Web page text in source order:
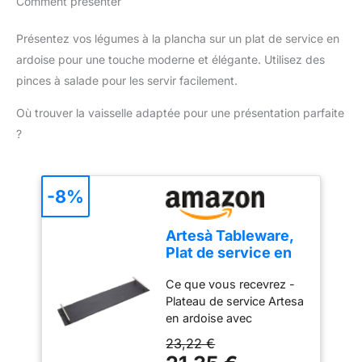
cuisson XXL 90 x 23 cm
: Idéal pour 8 à 10
personnes - Revêtement
en fonte d'aluminium
n'attache pas
à jus, amovible -
Compatible lave-vaisselle
Thermostat réglable
thermostatique : 5
positions jusqu'à 240 °
C : réglez et adaptez la
de votre Happy Plancha
en fonction de vos plats
et de vos goûts Temps
de chauffe de l'appareil
Présentez vos légumes à la plancha sur un plat de service en
ardoise pour une touche moderne et élégante. Utilisez des
pinces à salade pour les servir facilement.
Où trouver la vaisselle adaptée pour une présentation parfaite
?
Artesà Tableware,
Plat de service en
poignées en métal
brossé, 60 x 15cm,
avec boîte cadeau
Ce que vous recevrez -
Plateau de service Artesa
en ardoise avec
brossé, idéal pour la
23,22 €
-8%